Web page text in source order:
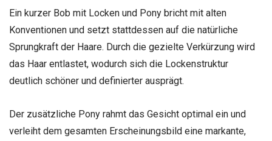
Ein kurzer Bob mit Locken und Pony bricht mit alten
Konventionen und setzt stattdessen auf die natürliche
Sprungkraft der Haare. Durch die gezielte Verkürzung wird
das Haar entlastet, wodurch sich die Lockenstruktur
deutlich schöner und definierter ausprägt.
Der zusätzliche Pony rahmt das Gesicht optimal ein und
verleiht dem gesamten Erscheinungsbild eine markante,